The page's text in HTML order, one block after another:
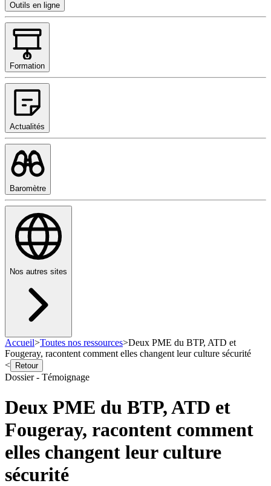
Outils en ligne
Formation
Actualités
Baromètre
Nos autres sites
Accueil>Toutes nos ressources>Deux PME du BTP, ATD et
Fougeray, racontent comment elles changent leur culture sécurité
<
Retour
Dossier - Témoignage
Deux PME du BTP, ATD et
Fougeray, racontent comment
elles changent leur culture
sécurité